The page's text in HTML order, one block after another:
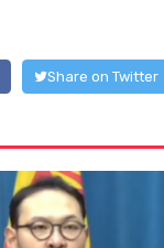
Share on Twitter